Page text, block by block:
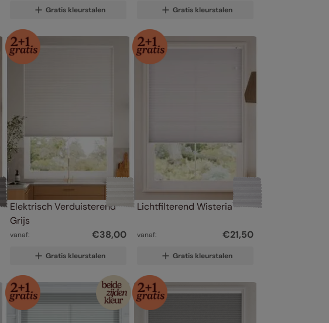
Gratis kleurstalen Gratis kleurstalen
Elektrisch Verduisterend
Grijs
vanaf: €38,00
Gratis kleurstalen
Lichtfilterend Wisteria
vanaf: €21,50
Gratis kleurstalen